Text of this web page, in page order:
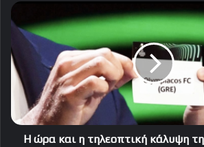
Η
ώρα
και
η
τηλεοπτική
κάλυψη
της
κλήρωσης
του
Ολυμπιακού
Η ώρα και η τηλεοπτική κάλυψη